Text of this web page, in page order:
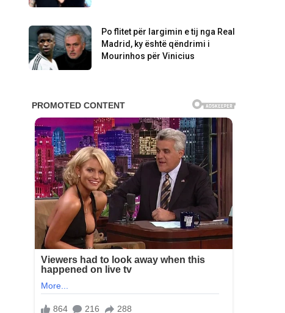
Po flitet për largimin e tij nga Real
Madrid, ky është qëndrimi i
Mourinhos për Vinicius